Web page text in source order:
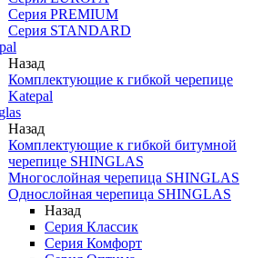
Серия PREMIUM
Серия STANDARD
Назад
Комплектующие к гибкой черепице
Katepal
Назад
Комплектующие к гибкой битумной
черепице SHINGLAS
Многослойная черепица SHINGLAS
Однослойная черепица SHINGLAS
Назад
Серия Классик
Серия Комфорт